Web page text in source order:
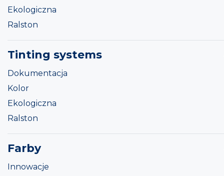
Ekologiczna
Ralston
Tinting systems
Dokumentacja
Kolor
Ekologiczna
Ralston
Farby
Innowacje